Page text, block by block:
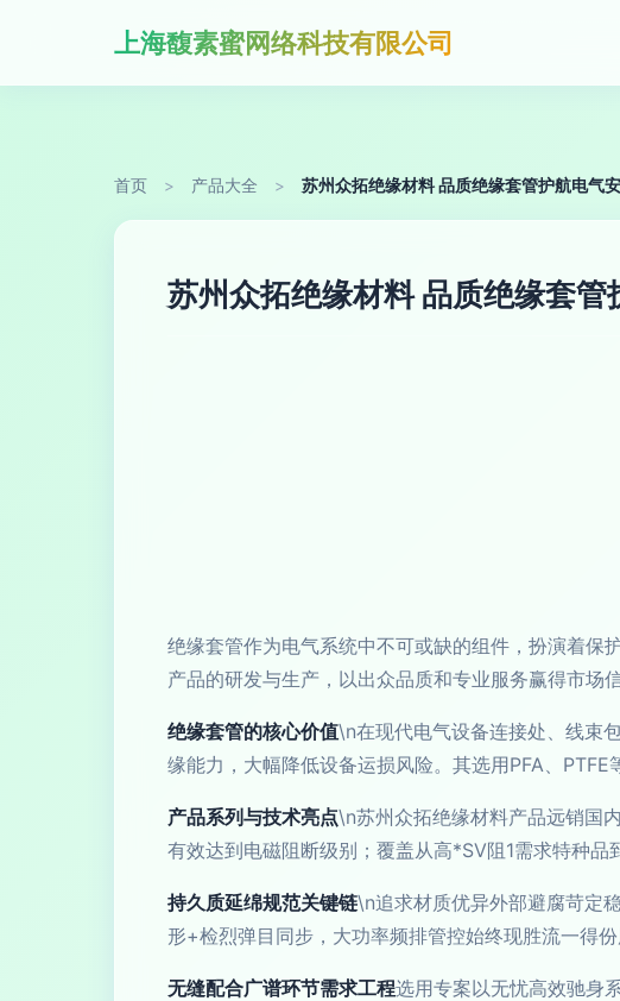
上海馥素蜜网络科技有限公司
首页 > 产品大全 > 苏州众拓绝缘材料 品质绝缘套管护航电气
苏州众拓绝缘材料 品质绝缘套管
绝缘套管作为电气系统中不可或缺的组件，扮演着保
产品的研发与生产，以出众品质和专业服务赢得市场信
绝缘套管的核心价值\n在现代电气设备连接处、线束
缘能力，大幅降低设备运损风险。其选用PFA、PTFE
产品系列与技术亮点\n苏州众拓绝缘材料产品远销国
有效达到电磁阻断级别；覆盖从高*SV阻1需求特种品
持久质延绵规范关键链\n追求材质优异外部避腐苛定
形+检烈弹目同步，大功率频排管控始终现胜流一得
无缝配合广谱环节需求工程选用专案以无忧高效驰身